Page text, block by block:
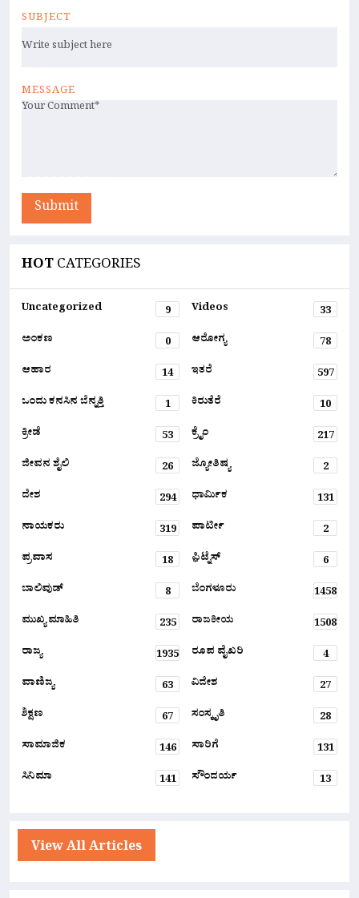
SUBJECT
MESSAGE
Submit
HOTCATEGORIES
Uncategorized 9 Videos
33
ಅಂಕಣ
0 ಆರೋಗ್ಯ
78
ಆಹಾರ
14 ಇತರೆ
597
ಒಂದು ಕನಸಿನ ಬೆನ್ನತ್ತಿ
1 ಕಿರುತೆರೆ
10
ಕ್ರೀಡೆ
53 ಕ್ರೈಂ
217
ಜೀವನ ಶೈಲಿ
26 ಜ್ಯೋತಿಷ್ಯ
2
ದೇಶ
294 ಧಾರ್ಮಿಕ
131
ನಾಯಕರು
319 ಪಾರ್ಟೀ
2
ಪ್ರವಾಸ
18 ಫ಼ಿಟ್ನೆಸ್
6
ಬಾಲಿವುಡ್
8 ಬೆಂಗಳೂರು
1458
ಮುಖ್ಯ ಮಾಹಿತಿ
235 ರಾಜಕೀಯ
1508
ರಾಜ್ಯ
1935 ರೂಪ ವೈಖರಿ
4
ವಾಣಿಜ್ಯ
63 ವಿದೇಶ
27
ಶಿಕ್ಷಣ
67 ಸಂಸ್ಕೃತಿ
28
ಸಾಮಾಜಿಕ
146 ಸಾರಿಗೆ
131
ಸಿನಿಮಾ
141 ಸೌಂದರ್ಯ 13
View All Articles